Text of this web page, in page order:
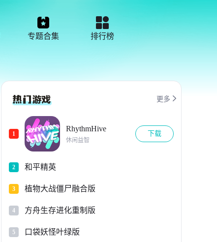
专题合集 排行榜
更多 
1
RhythmHive
休闲益智
下载
2 和平精英
3 植物大战僵尸融合版
4 方舟生存进化重制版
5 口袋妖怪叶绿版